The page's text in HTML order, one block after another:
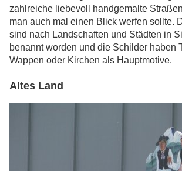
zahlreiche liebevoll handgemalte
man auch mal einen Blick werfen sollte.
sind nach Landschaften und Städten in
benannt worden und die Schilder haben
Wappen oder Kirchen als Hauptmotive.
Altes Land